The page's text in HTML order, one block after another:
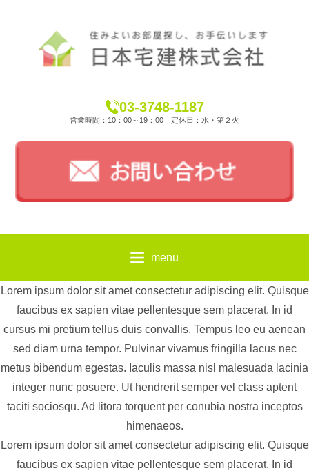
03-3748-1187
営業時間：10：00～19：00 定休日：水・第２火
menu
Lorem ipsum dolor sit amet consectetur adipiscing elit. Quisque
faucibus ex sapien vitae pellentesque sem placerat. In id
cursus mi pretium tellus duis convallis. Tempus leo eu aenean
sed diam urna tempor. Pulvinar vivamus fringilla lacus nec
metus bibendum egestas. Iaculis massa nisl malesuada lacinia
integer nunc posuere. Ut hendrerit semper vel class aptent
taciti sociosqu. Ad litora torquent per conubia nostra inceptos
himenaeos.
Lorem ipsum dolor sit amet consectetur adipiscing elit. Quisque
faucibus ex sapien vitae pellentesque sem placerat. In id